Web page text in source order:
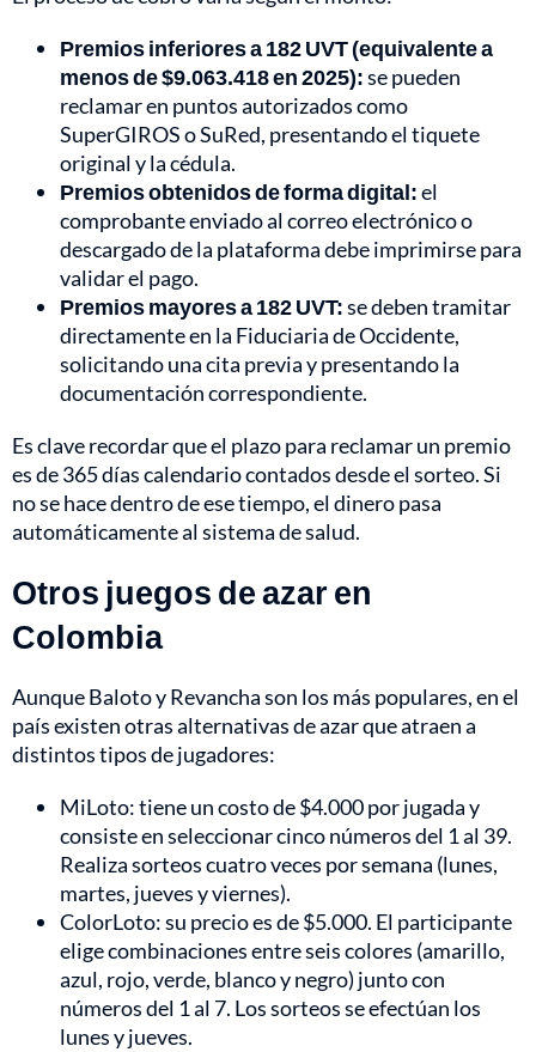
Premios inferiores a 182 UVT (equivalente a
menos de $9.063.418 en 2025):se pueden
reclamar en puntos autorizados como
SuperGIROS o SuRed, presentando el tiquete
original y la cédula.
Premios obtenidos de forma digital:el
comprobante enviado al correo electrónico o
descargado de la plataforma debe imprimirse para
validar el pago.
Premios mayores a 182 UVT:se deben tramitar
directamente en la Fiduciaria de Occidente,
solicitando una cita previa y presentando la
documentación correspondiente.
Es clave recordar que el plazo para reclamar un premio
es de 365 días calendario contados desde el sorteo. Si
no se hace dentro de ese tiempo, el dinero pasa
automáticamente al sistema de salud.
Otros juegos de azar en
Colombia
Aunque Baloto y Revancha son los más populares, en el
país existen otras alternativas de azar que atraen a
distintos tipos de jugadores:
MiLoto: tiene un costo de $4.000 por jugada y
consiste en seleccionar cinco números del 1 al 39.
Realiza sorteos cuatro veces por semana (lunes,
martes, jueves y viernes).
ColorLoto: su precio es de $5.000. El participante
elige combinaciones entre seis colores (amarillo,
azul, rojo, verde, blanco y negro) junto con
números del 1 al 7. Los sorteos se efectúan los
lunes y jueves.